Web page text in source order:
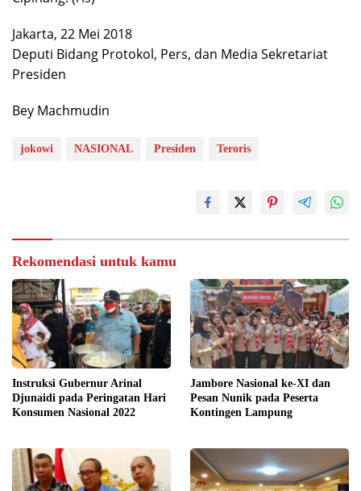
Jakarta, 22 Mei 2018
Deputi Bidang Protokol, Pers, dan Media Sekretariat
Presiden
Bey Machmudin
jokowi NASIONAL Presiden Teroris
Rekomendasi untuk kamu
Instruksi Gubernur Arinal
Djunaidi pada Peringatan Hari
Konsumen Nasional 2022
Jambore Nasional ke-XI dan
Pesan Nunik pada Peserta
Kontingen Lampung